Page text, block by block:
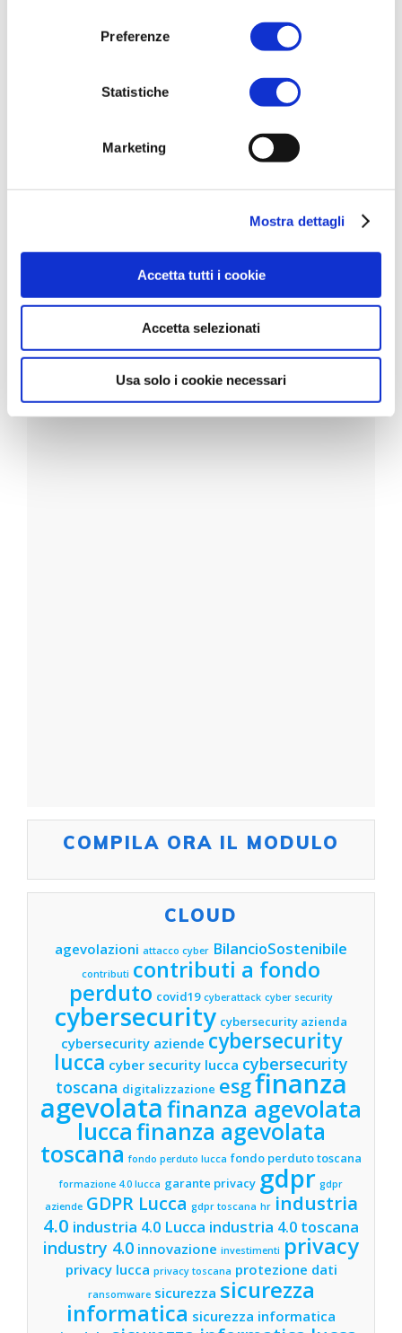
Preferenze
Statistiche
Marketing
Mostra dettagli
Accetta tutti i cookie
Accetta selezionati
Usa solo i cookie necessari
Record di sanzioni in
gestione dei dati
Successivo: La Guida
ai Finanziamenti
Perduto 2021
Rispondi
COMPILA ORA IL MODULO
CLOUD
agevolazioni attacco cyber BilancioSostenibile
contributi contributi a fondo
perduto covid19 cyberattack cyber security
cybersecurity cybersecurity azienda
cybersecurity aziende cybersecurity
lucca cyber security lucca cybersecurity
toscana digitalizzazione esgfinanza
agevolatafinanza agevolata
luccafinanza agevolata
toscana fondo perduto lucca fondo perduto toscana
formazione 4.0 lucca garante privacy gdpr gdpr
aziende GDPR Lucca gdpr toscana hr industria
4.0 industria 4.0 Lucca industria 4.0 toscana
industry 4.0 innovazione investimenti privacy
privacy lucca privacy toscana protezione dati
ransomware sicurezza sicurezza
informatica sicurezza informatica